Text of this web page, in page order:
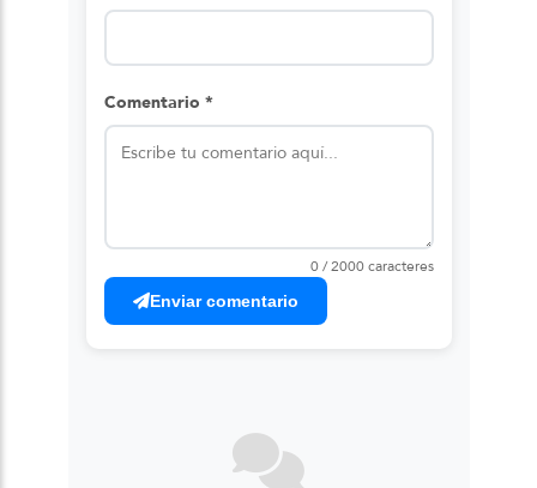
Comentario *
0 / 2000 caracteres
Enviar comentario